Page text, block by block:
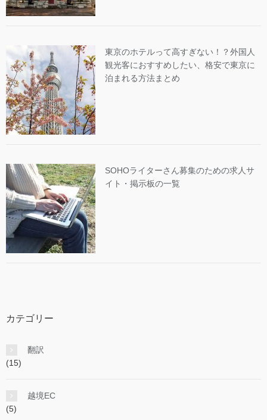
東京のホテルって高すぎない！？外国人
観光客におすすめしたい、格安で東京に
泊まれる方法まとめ
SOHOライターさん募集のための求人サ
イト・掲示板の一覧
カテゴリー
翻訳
(15)
越境EC
(5)